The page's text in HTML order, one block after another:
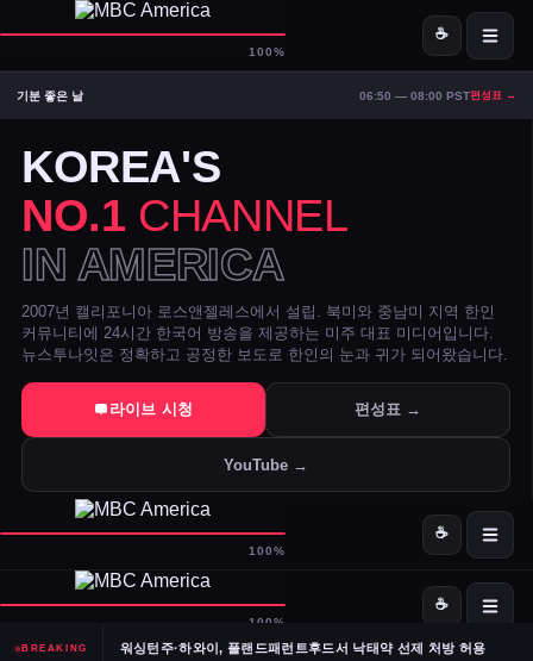
100%
☕
KOREA'S
NO.1 CHANNEL
IN AMERICA
2007년 캘리포니아 로스앤젤레스에서 설립. 북미와 중남미 지역 한인
커뮤니티에 24시간 한국어 방송을 제공하는 미주 대표 미디어입니다.
뉴스투나잇은 정확하고 공정한 보도로 한인의 눈과 귀가 되어왔습니다.
라이브 시청 편성표 →
YouTube →
MBC America
ON AIR — LIVE 14:23
기분 좋은 날 06:50 — 08:00 PST편성표 →
BREAKING
트럼프 DOJ 반무기화 기금 — 1·6 폭동 피고인들 감옥에서 배상금으
美 시카고·신시내티 등 10개 도시 시장, 유럽과 민주주의 수호 협약
전직 검사 연방 기소 — 잭 스미스 보고서 개인 이메일로 유출 혐의
SpaceX·OpenAI, IPO 계획 공식 확인… 시장 기대감 고조
Meta, 전체 인력 10% 감원 후 수천 명을 AI 사업부로 재배치
워싱턴주·하와이, 플랜드패런트후드서 낙태약 선제 처방 허용